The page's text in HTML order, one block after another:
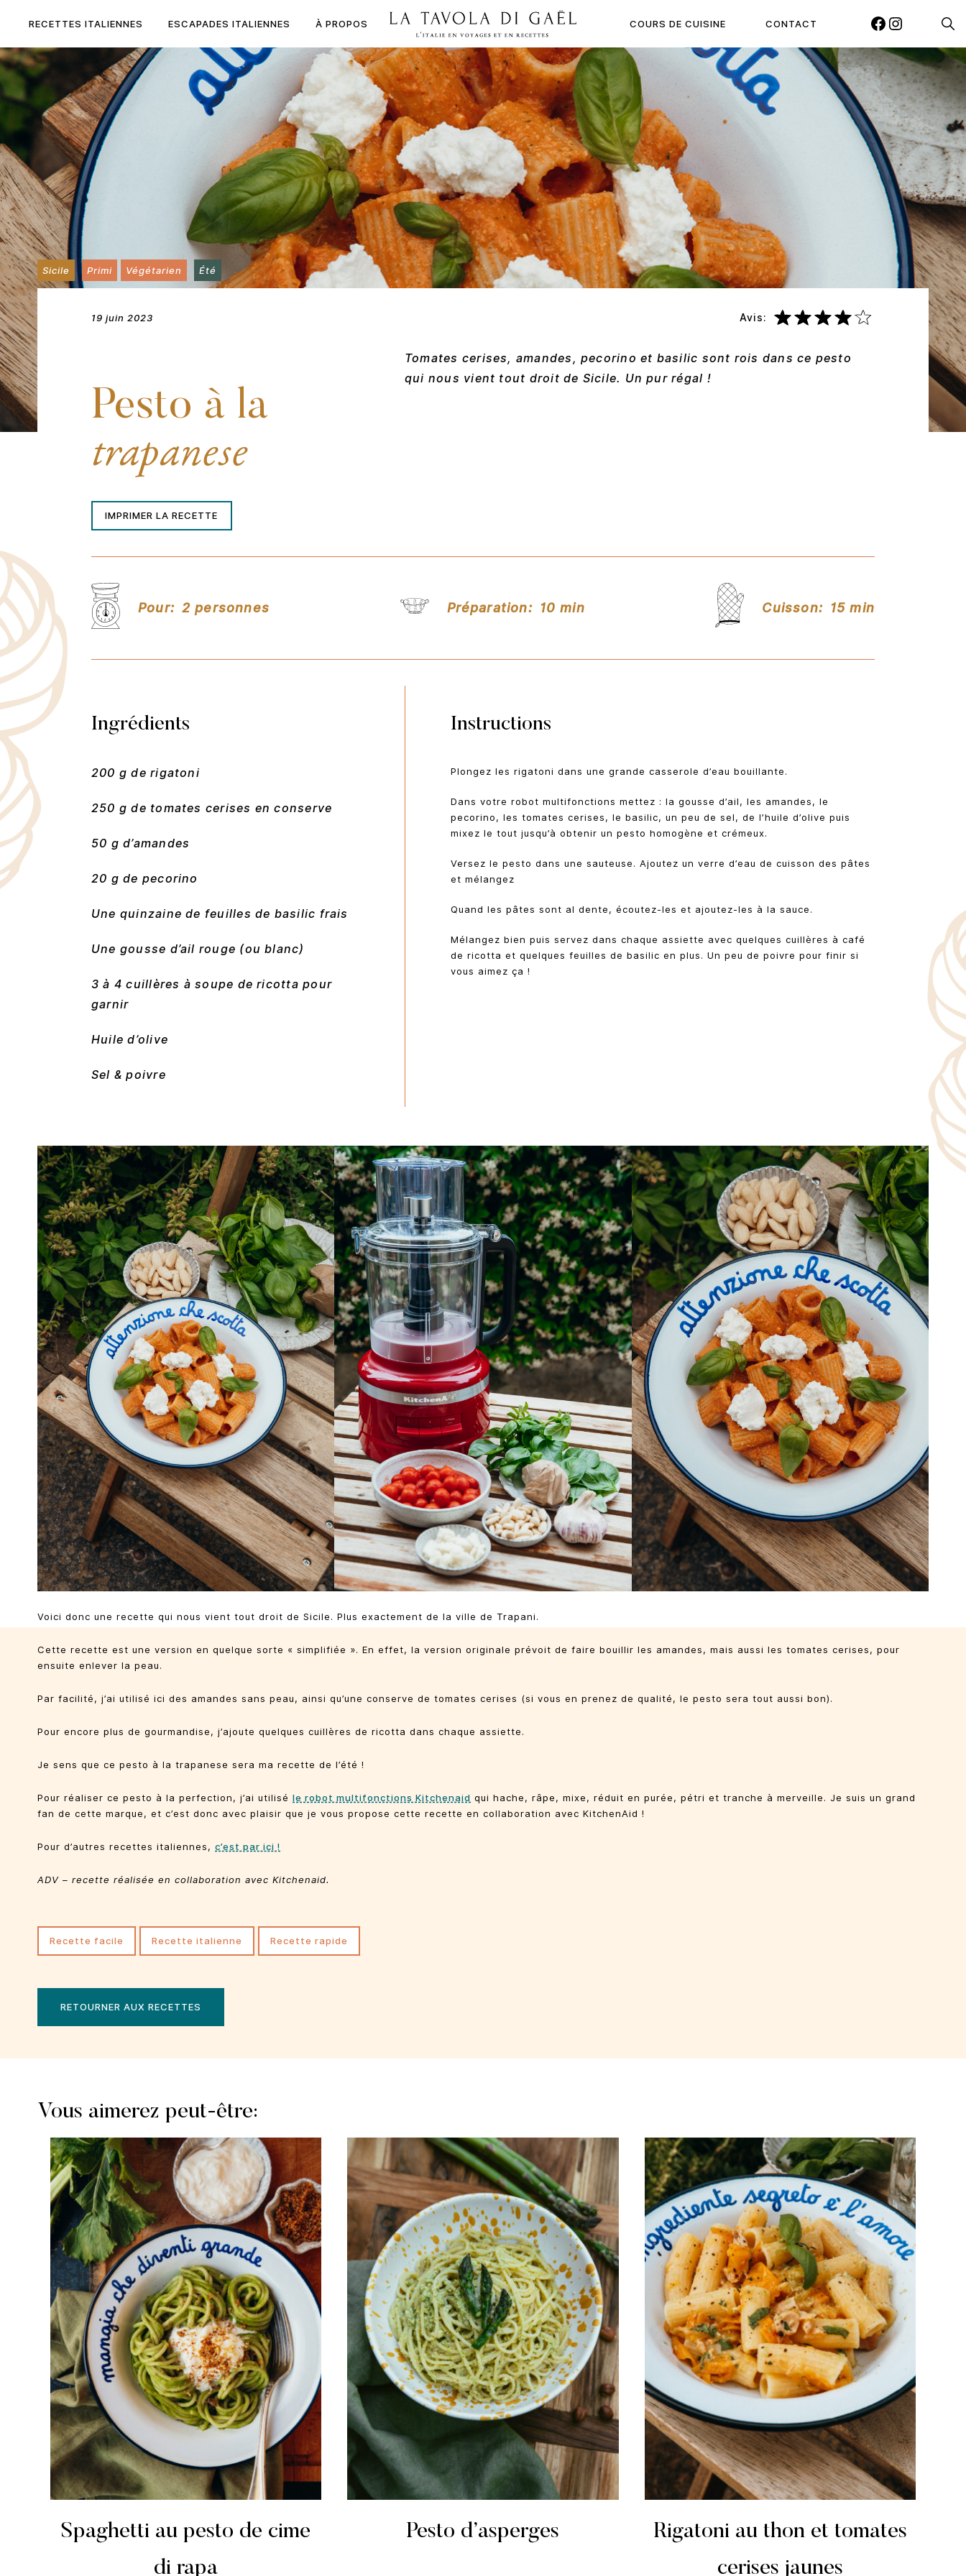
RECETTES ITALIENNES ESCAPADES ITALIENNES À PROPOS
LA
TAVOLA
DI
GAËL
COURS DE CUISINE CONTACT
FACEBOOK
INSTAGRAM
Sicile Primi Végétarien Été
19 juin 2023 Avis:
Pesto à la
trapanese
IMPRIMER LA RECETTE
Tomates cerises, amandes, pecorino et basilic sont rois dans ce pesto
qui nous vient tout droit de Sicile. Un pur régal !
Pour: 2 personnes Préparation: 10 min Cuisson: 15 min
Ingrédients
200 g de rigatoni
250 g de tomates cerises en conserve
50 g d’amandes
20 g de pecorino
Une quinzaine de feuilles de basilic frais
Une gousse d’ail rouge (ou blanc)
3 à 4 cuillères à soupe de ricotta pour
garnir
Huile d’olive
Sel & poivre
Instructions
Plongez les rigatoni dans une grande casserole d’eau bouillante.
Dans votre robot multifonctions mettez : la gousse d’ail, les amandes, le
pecorino, les tomates cerises, le basilic, un peu de sel, de l’huile d’olive puis
mixez le tout jusqu’à obtenir un pesto homogène et crémeux.
Versez le pesto dans une sauteuse. Ajoutez un verre d’eau de cuisson des pâtes
et mélangez
Quand les pâtes sont al dente, écoutez-les et ajoutez-les à la sauce.
Mélangez bien puis servez dans chaque assiette avec quelques cuillères à café
de ricotta et quelques feuilles de basilic en plus. Un peu de poivre pour finir si
vous aimez ça !
Voici donc une recette qui nous vient tout droit de Sicile. Plus exactement de la ville de Trapani.
Cette recette est une version en quelque sorte « simplifiée ». En effet, la version originale prévoit de faire bouillir les amandes, mais aussi les tomates cerises, pour
ensuite enlever la peau.
Par facilité, j’ai utilisé ici des amandes sans peau, ainsi qu’une conserve de tomates cerises (si vous en prenez de qualité, le pesto sera tout aussi bon).
Pour encore plus de gourmandise, j’ajoute quelques cuillères de ricotta dans chaque assiette.
Je sens que ce pesto à la trapanese sera ma recette de l’été !
Pour réaliser ce pesto à la perfection, j’ai utilisé le robot multifonctions Kitchenaid qui hache, râpe, mixe, réduit en purée, pétri et tranche à merveille. Je suis un grand
fan de cette marque, et c’est donc avec plaisir que je vous propose cette recette en collaboration avec KitchenAid !
Pour d’autres recettes italiennes, c’est par ici !
ADV – recette réalisée en collaboration avec Kitchenaid.
recette facile recette italienne recette rapide
RETOURNER AUX RECETTES
Vous aimerez peut-être:
Spaghetti au pesto de cime
di rapa
Pesto d’asperges
Rigatoni au thon et tomates
cerises jaunes